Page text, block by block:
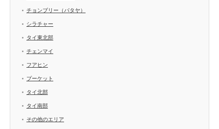
チョンブリー（パタヤ）
シラチャー
タイ東北部
チェンマイ
フアヒン
プーケット
タイ北部
タイ南部
その他のエリア